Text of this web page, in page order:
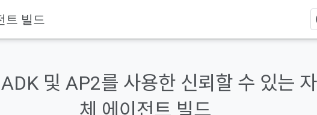
트 빌드
및 AP2를 사용한 신뢰할 수 있는
체 에이전트 빌드